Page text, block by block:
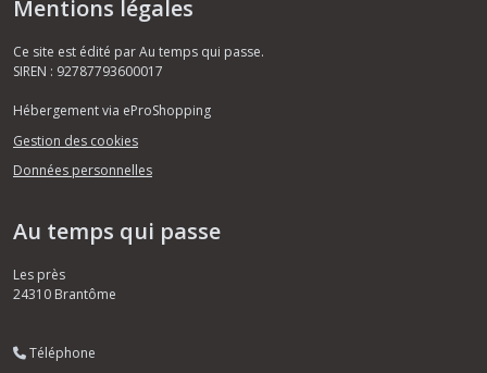
Mentions légales
Ce site est édité par Au temps qui passe.
SIREN : 92787793600017
Hébergement via eProShopping
Gestion des cookies
Données personnelles
Au temps qui passe
Les près
24310 Brantôme
Téléphone